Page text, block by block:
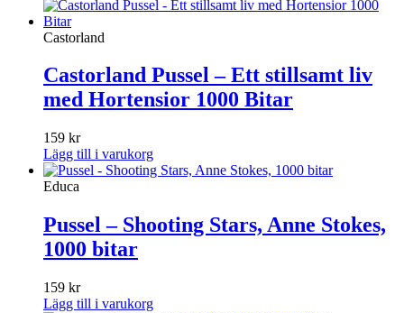
Castorland
Castorland Pussel – Ett stillsamt liv
med Hortensior 1000 Bitar
159 kr
Lägg till i varukorg
Educa
Pussel – Shooting Stars, Anne Stokes,
1000 bitar
159 kr
Lägg till i varukorg